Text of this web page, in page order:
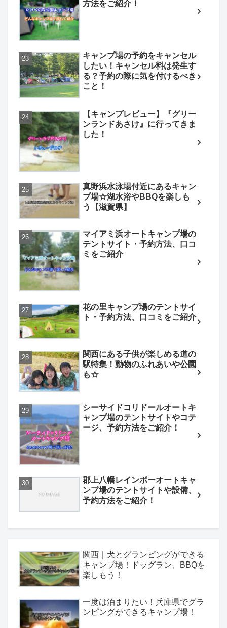
方法をご紹介！
キャンプ場の予約をキャンセル
したい！キャンセル料は発生す
る？予約の際に気を付けるべき
こと！
【キャンプレビュー】『グリー
ンランドあさけ』に行ってきま
した！
真野浜水泳場付近にあるキャン
プ場☆湖水浴やBBQを楽しも
う【滋賀県】
マイアミ浜オートキャンプ場の
テントサイト・予約方法、口コ
ミをご紹介
花の里キャンプ場のテントサイ
ト・予約方法、口コミをご紹介
関西にある子供が楽しめる道の
駅特集！動物のふれあいや公園
も☆
シーサイドコリドールオートキ
ャンプ場のテントサイトやコテ
ージ、予約方法をご紹介！
郡上八幡レインボーオートキャ
ンプ場のテントサイトや設備、
予約方法をご紹介！
関西｜犬とグランピングができる
キャンプ場！ドッグラン、BBQを
楽しもう！
一度は泊まりたい！兵庫県でグラ
ンピングができるキャンプ場！